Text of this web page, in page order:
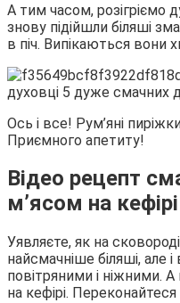
А тим часом, розігріємо
знову підійшли біляші
в піч. Випікаються вони
Ось і все! Рум’яні
Приємного апетиту!
Відео рецепт
м’ясом на кефірі
Уявляєте, як на
найсмачніше біляші, але
повітряними і ніжними.
на кефірі.